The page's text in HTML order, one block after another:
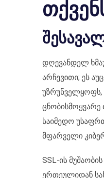
დღევანდელ
არჩევითი; ეს
უზრუნველყოფს,
ცნობისმოყვარე
საიმედო
მფარველი
SSL-ის
ერთეულიდან